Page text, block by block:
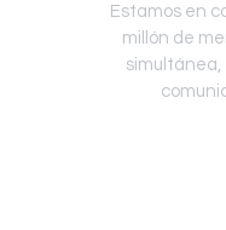
Estamos en
millón de
simultánea,